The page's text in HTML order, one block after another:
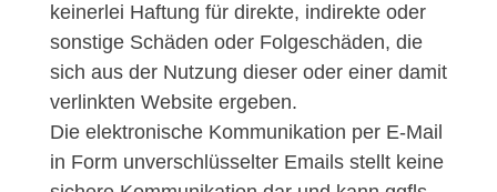
keinerlei Haftung für direkte, indirekte oder
sonstige Schäden oder Folgeschäden, die
sich aus der Nutzung dieser oder einer damit
verlinkten Website ergeben.
Die elektronische Kommunikation per E-Mail
in Form unverschlüsselter Emails stellt keine